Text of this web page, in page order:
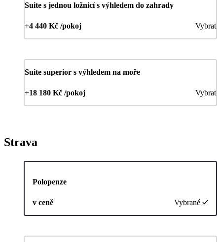
Suite s jednou ložnicí s výhledem do zahrady
+4 440 Kč /pokoj Vybrat
Suite superior s výhledem na moře
+18 180 Kč /pokoj Vybrat
Strava
Polopenze
v ceně Vybrané